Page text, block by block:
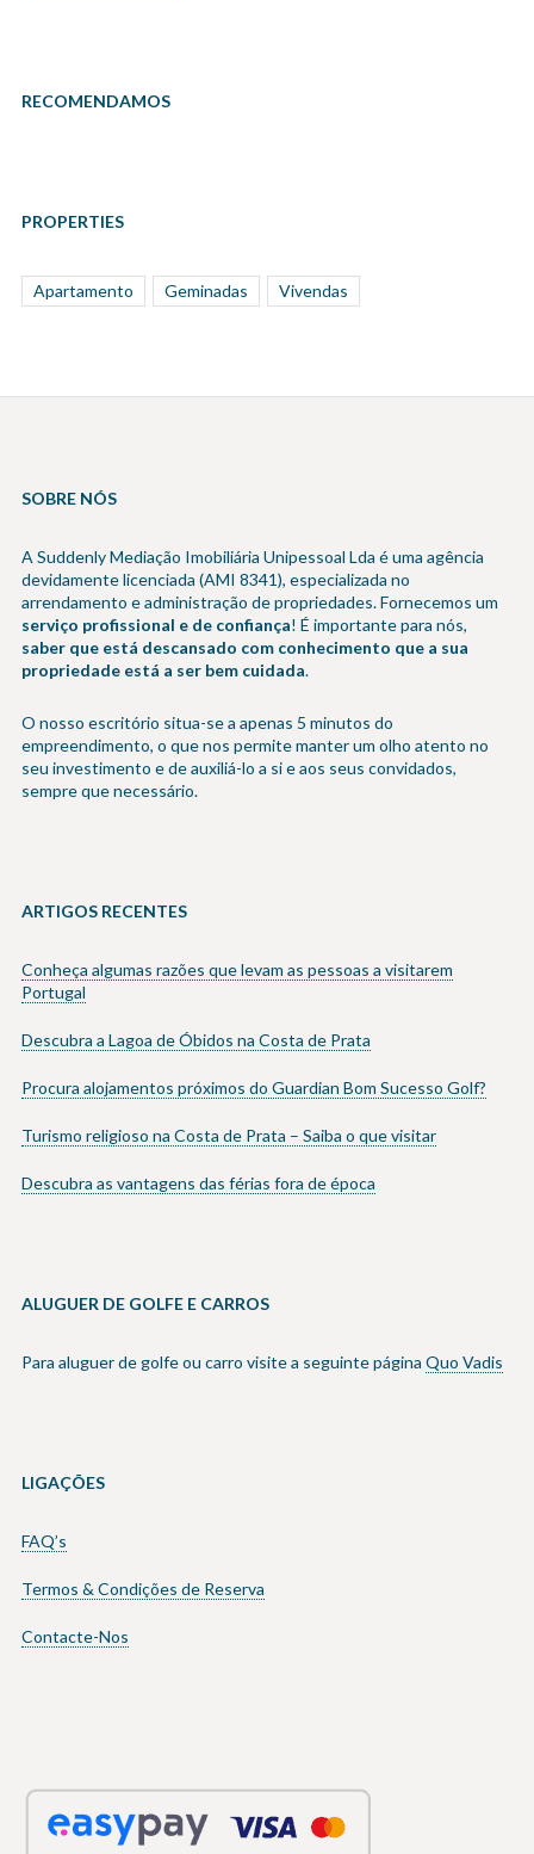
RECOMENDAMOS
PROPERTIES
Apartamento Geminadas Vivendas
SOBRE NÓS
A Suddenly Mediação Imobiliária Unipessoal Lda é uma agência
devidamente licenciada (AMI 8341), especializada no
arrendamento e administração de propriedades. Fornecemos um
serviço profissional e de confiança! É importante para nós,
saber que está descansado com conhecimento que a sua
propriedade está a ser bem cuidada.
O nosso escritório situa-se a apenas 5 minutos do
empreendimento, o que nos permite manter um olho atento no
seu investimento e de auxiliá-lo a si e aos seus convidados,
sempre que necessário.
ARTIGOS RECENTES
Conheça algumas razões que levam as pessoas a visitarem
Portugal
Descubra a Lagoa de Óbidos na Costa de Prata
Procura alojamentos próximos do Guardian Bom Sucesso Golf?
Turismo religioso na Costa de Prata – Saiba o que visitar
Descubra as vantagens das férias fora de época
ALUGUER DE GOLFE E CARROS
Para aluguer de golfe ou carro visite a seguinte página Quo Vadis
LIGAÇÕES
FAQ’s
Termos & Condições de Reserva
Contacte-Nos